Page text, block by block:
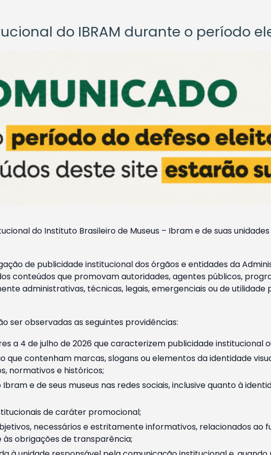
do IBRAM durante o período
do Instituto Brasileiro de Museus – Ibram e de suas
de publicidade institucional dos órgãos e entidades da
conteúdos que promovam autoridades, agentes públicos,
administrativas, técnicas, legais, emergenciais ou de
ser observadas as seguintes providências:
a 4 de julho de 2026 que caracterizem publicidade institucional
contenham marcas, slogans ou elementos da identidade
normativos e históricos;
e de seus museus nas redes sociais, inclusive quanto à
de caráter promocional;
necessários e estritamente informativos, relacionados ao
obrigações de transparência;